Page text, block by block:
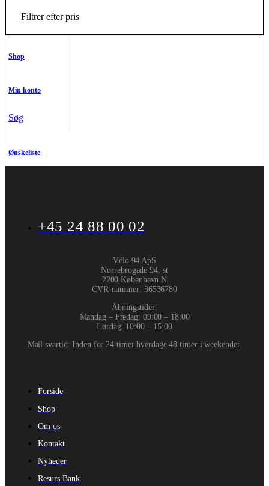
Filtrer efter pris
Shop
Min konto
Søg
Ønskeliste
+45 24 88 00 02
Vélo 94 ApS
Nørrebrogade 94, st
2200 København N
CVR-nummer: 36536780
Åbningstider:
Mandag – Fredag: 09:00 – 18:00
Lørdag: 10:00 – 15:00
Mail svartid: Inden for 24 timer hverdage 48 timer i weekender.
Forside
Shop
Om os
Kontakt
Nyheder
Resurs Bank